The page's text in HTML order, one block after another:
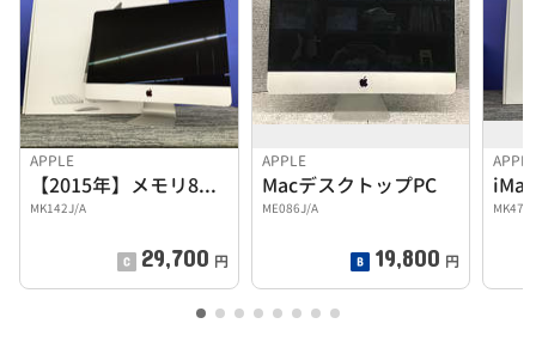
APPLE
【2015年】メモリ8GB iMac
MK142J/A
29,700 円
APPLE
MacデスクトップPC
ME086J/A
19,800 円